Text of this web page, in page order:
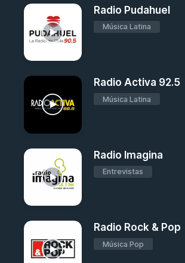
Radio Pudahuel
Música Latina
Radio Activa 92.5
Música Latina
Radio Imagina
Entrevistas
Radio Rock & Pop
Música Pop